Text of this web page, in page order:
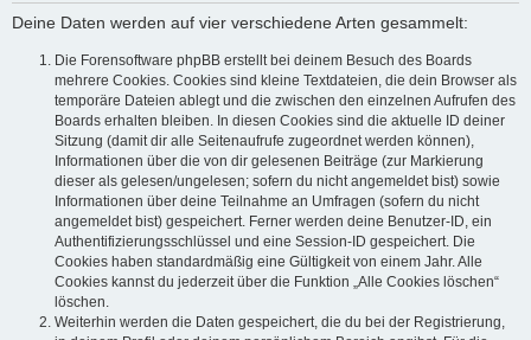
Deine Daten werden auf vier verschiedene Arten gesammelt:
Die Forensoftware phpBB erstellt bei deinem Besuch des Boards
mehrere Cookies. Cookies sind kleine Textdateien, die dein Browser als
temporäre Dateien ablegt und die zwischen den einzelnen Aufrufen des
Boards erhalten bleiben. In diesen Cookies sind die aktuelle ID deiner
Sitzung (damit dir alle Seitenaufrufe zugeordnet werden können),
Informationen über die von dir gelesenen Beiträge (zur Markierung
dieser als gelesen/ungelesen; sofern du nicht angemeldet bist) sowie
Informationen über deine Teilnahme an Umfragen (sofern du nicht
angemeldet bist) gespeichert. Ferner werden deine Benutzer-ID, ein
Authentifizierungsschlüssel und eine Session-ID gespeichert. Die
Cookies haben standardmäßig eine Gültigkeit von einem Jahr. Alle
Cookies kannst du jederzeit über die Funktion „Alle Cookies löschen“
löschen.
Weiterhin werden die Daten gespeichert, die du bei der Registrierung,